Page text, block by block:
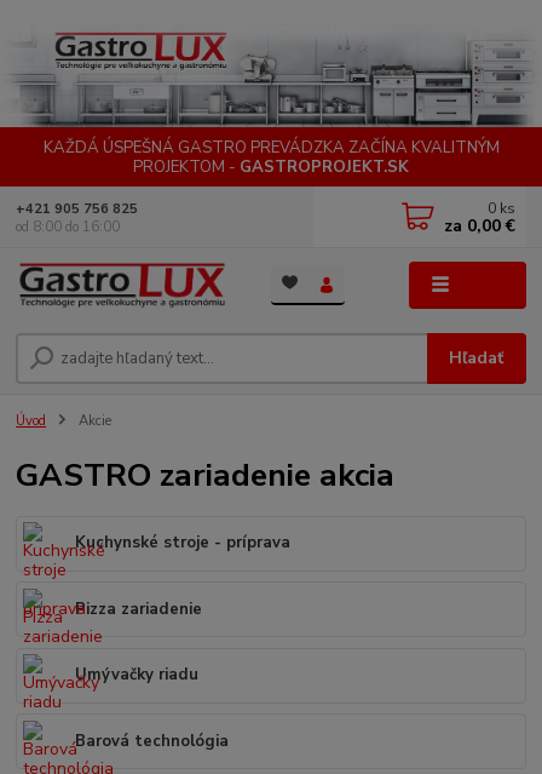
KAŽDÁ ÚSPEŠNÁ GASTRO PREVÁDZKA ZAČÍNA KVALITNÝM
PROJEKTOM - GASTROPROJEKT.SK
Hľadať
+421 905 756 825
od 8:00 do 16:00
0 ks
za 0,00 €
Úvod Akcie
GASTRO zariadenie akcia
Kuchynské stroje - príprava
Pizza zariadenie
Umývačky riadu
Barová technológia